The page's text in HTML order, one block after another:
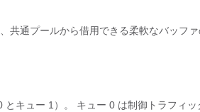
共通プールから借用できる柔軟なバッファ
キュー 1）。 キュー 0 は制御トラフィッ